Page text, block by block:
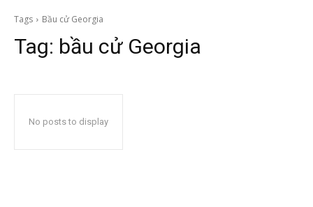
Tags Bầu cử Georgia
Tag: bầu cử Georgia
No posts to display